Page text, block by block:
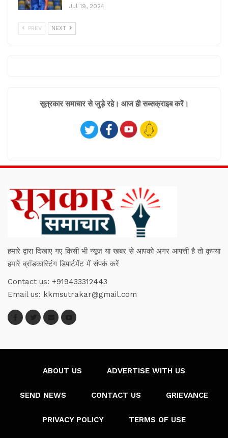
Jul 19, 2024
PREV NEXT
सूत्रकार समाचार से जुड़े रहे। आज ही सब्सक्राइब करें।
हमारे द्वारा दिखाए गए किसी भी न्यूज़ या खबर से आपको अगर आपत्ती है तो कृपया
हमारे ब्रॉडकास्टिंग डिपार्टमेंट में संपर्क करें
Contact us: +919433312443
Email us: kkmsutrakar@gmail.com
ABOUT US ADVERTISE WITH US
SEND NEWS CONTACT US GRIEVANCE
PRIVACY POLICY TERMS OF USE